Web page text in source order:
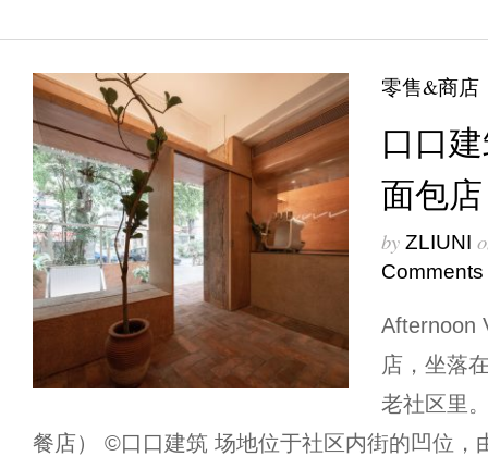
零售&商店
口口建
面包店
by ZLIUNI
Comments
Afternoon
店，坐落
老社区里
餐店） ©口口建筑 场地位于社区内街的凹位，